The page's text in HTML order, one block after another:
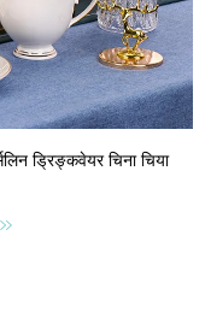
ड्रिङ्कवेयर चिना चिया